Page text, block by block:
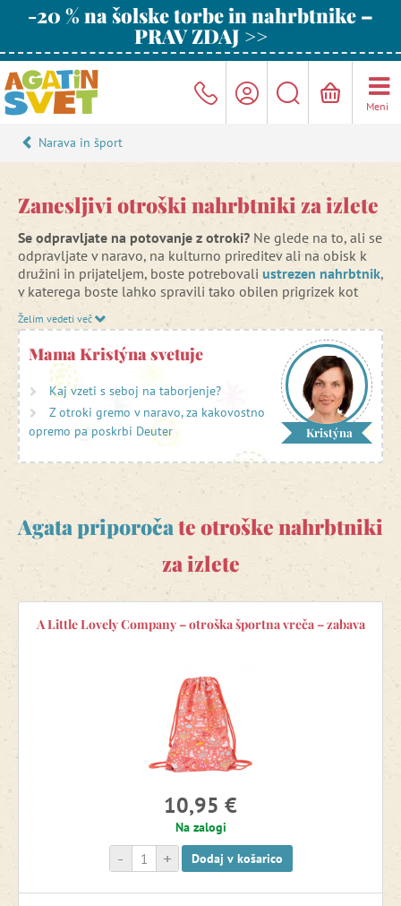
-20 % na šolske torbe in nahrbtnike –
PRAV ZDAJ >>
Meni
Narava in šport
Zanesljivi otroški nahrbtniki za izlete
Se odpravljate na potovanje z otroki? Ne glede na to, ali se
odpravljate v naravo, na kulturno prireditev ali na obisk k
družini in prijateljem, boste potrebovali ustrezen nahrbtnik,
v katerega boste lahko spravili tako obilen prigrizek kot
tudi oblačila ali ali kaj zabavnega za na pot.
Pomembno je, da se takšen večnamenski
nahrbtnik
pravilno prilega vašemu hrbtu, da ga je mogoče enostavno
prilagoditi in, kar je najpomembneje, da je zanesljiv. Pri
izbirinahrbtnika za prosti časse prepričajte, da jelahek
Imeti mora tudidovolj žepov in domiselnih zank. Seveda pa
komplet odsevnih elementov
zagotavlja varnost vašega
otroka na prostem.
Naši večnamenski nahrbtniki so primerni tudi kot
šolska ali
Želim vedeti več
Mama Kristýna svetuje
Kaj vzeti s seboj na taborjenje?
Z otroki gremo v naravo, za kakovostno
opremo pa poskrbi Deuter
Kristýna
Agata priporočate otroške nahrbtniki
za izlete
A Little Lovely Company – otroška športna vreča – zabava
10,95 €
Na zalogi
+
- Dodaj v košarico